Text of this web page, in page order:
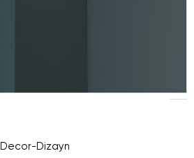
Decor-Dizayn